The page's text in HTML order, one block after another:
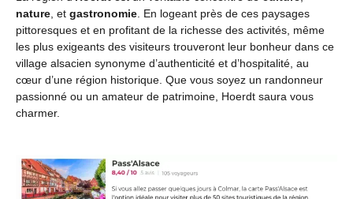
nature, et gastronomie. En logeant près de ces paysages
pittoresques et en profitant de la richesse des activités, même
les plus exigeants des visiteurs trouveront leur bonheur dans ce
village alsacien synonyme d’authenticité et d’hospitalité, au
cœur d’une région historique. Que vous soyez un randonneur
passionné ou un amateur de patrimoine, Hoerdt saura vous
charmer.